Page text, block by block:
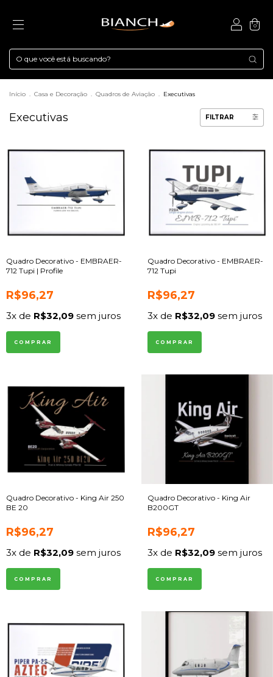
0
Início . Casa e Decoração . Quadros de Aviação . Executivas
Executivas FILTRAR
Quadro Decorativo - EMBRAER-
712 Tupi | Profile
R$96,27
3x de R$32,09 sem juros
COMPRAR
Quadro Decorativo - EMBRAER-
712 Tupi
R$96,27
3x de R$32,09sem juros
COMPRAR
Quadro Decorativo - King Air 250
BE 20
R$96,27
3x de R$32,09 sem juros
COMPRAR
Quadro Decorativo - King Air
B200GT
R$96,27
3x de R$32,09sem juros
COMPRAR